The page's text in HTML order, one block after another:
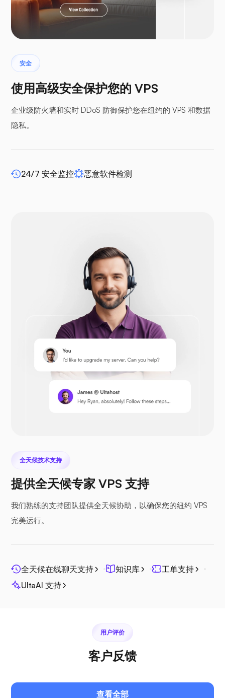
Laravel
翼手龙
Drupal
Opencart
Seafile
安全
使用高级安全保护您的 VPS
企业级防火墙和实时 DDoS 防御保护您在纽约的 VPS 和数据
隐私。
24/7 安全监控 恶意软件检测
全天候技术支持
提供全天候专家 VPS 支持
我们熟练的支持团队提供全天候协助，以确保您的纽约 VPS
完美运行。
全天候在线聊天支持 知识库
工单支持
UltaAI 支持
用户评价
客户反馈
查看全部